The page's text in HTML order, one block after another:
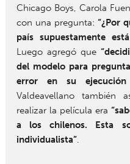
Chicago Boys, Carola
con una pregunta: “¿Por
país supuestamente
Luego agregó que
del modelo para
error en su ejecución
Valdeavellano también
realizar la película era
a los chilenos. Esta
individualista”.